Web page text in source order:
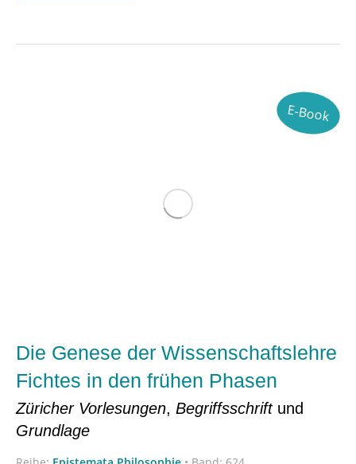
E-Book
Die Genese der Wissenschaftslehre
Fichtes in den frühen Phasen
Züricher Vorlesungen, Begriffsschriftund
Grundlage